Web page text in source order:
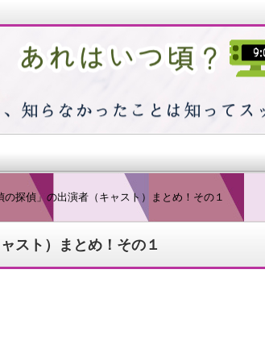
スト）まとめ！その１
の探偵」の出演者（キャスト）まとめ！その１
ば思うほど浮かばない…そんな私の日常で感じた